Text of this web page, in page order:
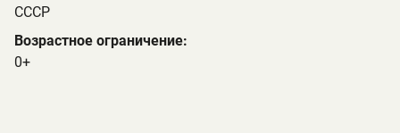
СССР
Возрастное ограничение:
0+